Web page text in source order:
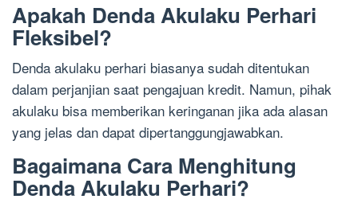
Apakah Denda Akulaku Perhari
Fleksibel?
Denda akulaku perhari biasanya sudah ditentukan
dalam perjanjian saat pengajuan kredit. Namun, pihak
akulaku bisa memberikan keringanan jika ada alasan
yang jelas dan dapat dipertanggungjawabkan.
Bagaimana Cara Menghitung
Denda Akulaku Perhari?